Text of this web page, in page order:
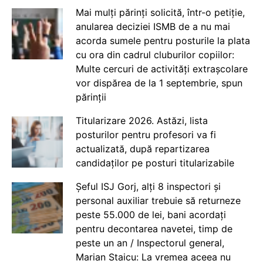
Mai mulți părinți solicită, într-o petiție,
anularea deciziei ISMB de a nu mai
acorda sumele pentru posturile la plata
cu ora din cadrul cluburilor copiilor:
Multe cercuri de activități extrașcolare
vor dispărea de la 1 septembrie, spun
părinții
Titularizare 2026. Astăzi, lista
posturilor pentru profesori va fi
actualizată, după repartizarea
candidaților pe posturi titularizabile
Șeful ISJ Gorj, alți 8 inspectori și
personal auxiliar trebuie să returneze
peste 55.000 de lei, bani acordați
pentru decontarea navetei, timp de
peste un an / Inspectorul general,
Marian Staicu: La vremea aceea nu